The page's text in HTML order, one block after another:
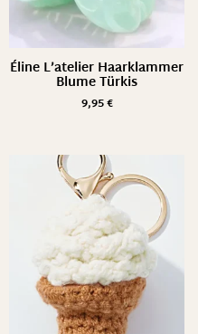
Éline L’atelier Haarklammer
Blume Türkis
9,95€